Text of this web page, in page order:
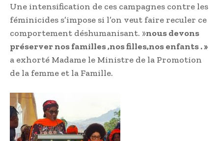
Une intensification de ces campagnes contre les
féminicides s’impose si l’on veut faire reculer ce
comportement déshumanisant. »nous devons
préserver nos familles ,nos filles,nos enfants . »
a exhorté Madame le Ministre de la Promotion
de la femme et la Famille.